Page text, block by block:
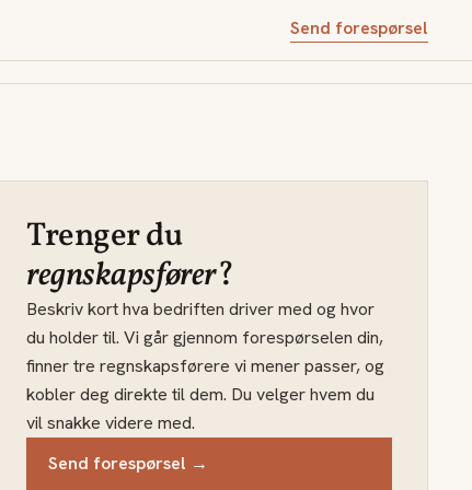
Send forespørsel
Trenger du
regnskapsfører?
Beskriv kort hva bedriften driver med og hvor
du holder til. Vi går gjennom forespørselen din,
finner tre regnskapsførere vi mener passer, og
kobler deg direkte til dem. Du velger hvem du
vil snakke videre med.
Send forespørsel →